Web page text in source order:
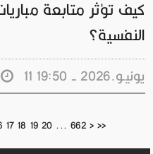
كيف تؤثر متابعة
النفسية؟
11 يونيـو.2026 - 19:50
17 18 19 20 ... 662 > >>